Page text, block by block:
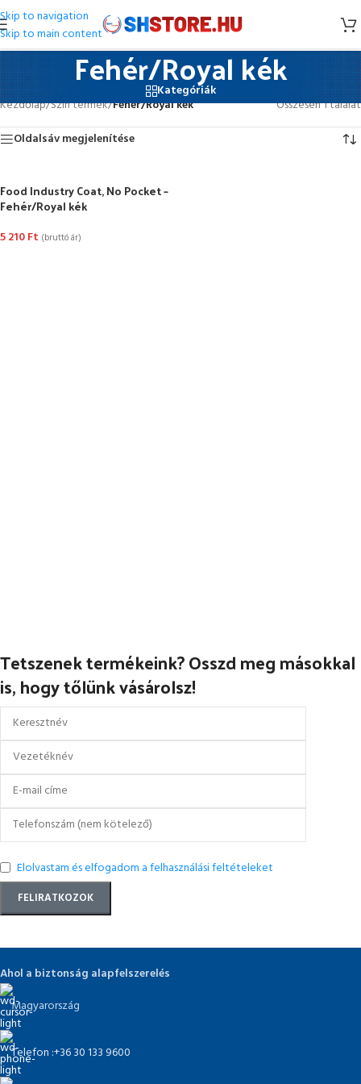
Skip to navigation
Skip to main content
Fehér/Royal kék
Kategóriák
Kezdőlap/Szín termék/Fehér/Royal kék
Összesen 1 találat
Oldalsáv megjelenítése
Food Industry Coat, No Pocket –
Fehér/Royal kék
5 210Ft (bruttó ár)
Tetszenek termékeink? Osszd meg másokkal
is, hogy tőlünk vásárolsz!
Elolvastam és elfogadom a felhasználási feltételeket
Ahol a biztonság alapfelszerelés
Magyarország
Telefon :+36 30 133 9600